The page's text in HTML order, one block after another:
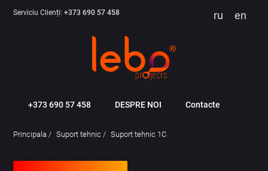
Serviciu Clienți:+373 690 57 458 ru en
+373 690 57 458 DESPRE NOI Contacte
Principala Suport tehnic Suport tehnic 1C